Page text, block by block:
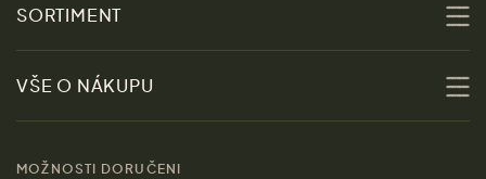
Udržitelnost
Obchody
SORTIMENT
Slevy
Ženy
VŠE O NÁKUPU
MOŽNOSTI DORUČENI